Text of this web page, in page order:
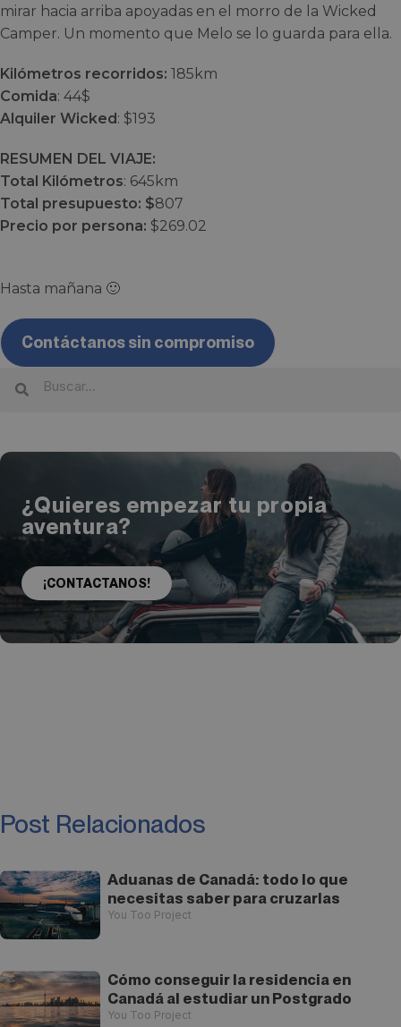
mirar hacia arriba apoyadas en el morro de la Wicked
Camper. Un momento que Melo se lo guarda para ella.
Kilómetros recorridos: 185km
Comida: 44$
Alquiler Wicked: $193
RESUMEN DEL VIAJE:
Total Kilómetros: 645km
Total presupuesto: $807
Precio por persona: $269.02
Hasta mañana 🙂
Contáctanos sin compromiso
¿Quieres empezar tu propia
aventura?
¡CONTACTANOS!
Post Relacionados
Aduanas de Canadá: todo lo que
necesitas saber para cruzarlas
You Too Project
Cómo conseguir la residencia en
Canadá al estudiar un Postgrado
You Too Project